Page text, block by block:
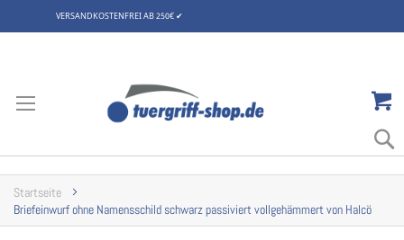
VERSANDKOSTENFREI AB 250€ ✔
springen
Startseite
Briefeinwurf ohne Namensschild schwarz passiviert vollgehämmert von Halcö